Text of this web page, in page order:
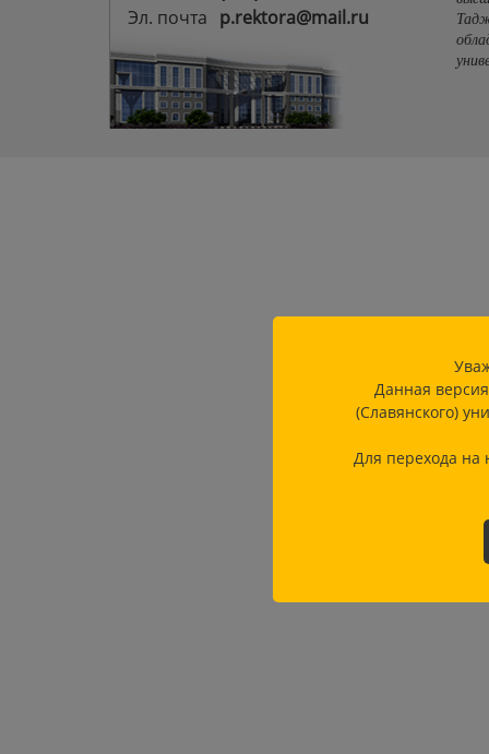
Эл. почта p.rektora@mail.ru
Данная
(Славянского)
Для перехода на